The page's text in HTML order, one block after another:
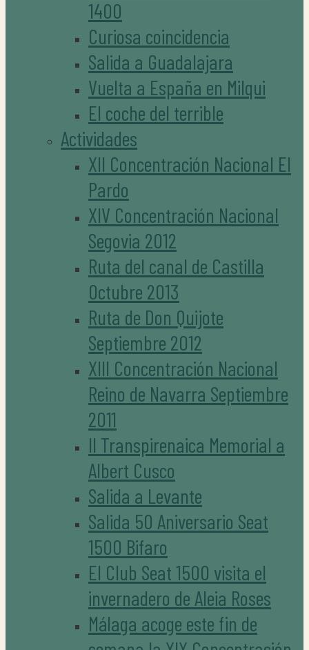
1400
Curiosa coincidencia
Salida a Guadalajara
Vuelta a España en Milqui
El coche del terrible
Actividades
XII Concentración Nacional El
Pardo
XIV Concentración Nacional
Segovia 2012
Ruta del canal de Castilla
Octubre 2013
Ruta de Don Quijote
Septiembre 2012
XIII Concentración Nacional
Reino de Navarra Septiembre
2011
II Transpirenaica Memorial a
Albert Cusco
Salida a Levante
Salida 50 Aniversario Seat
1500 Bifaro
El Club Seat 1500 visita el
invernadero de Aleia Roses
Málaga acoge este fin de